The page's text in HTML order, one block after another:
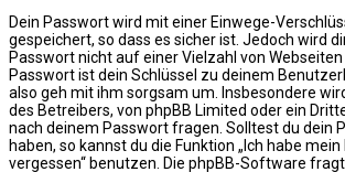
Dein Passwort wird mit einer Einwege-
gespeichert, so dass es sicher ist. Jedoch wird
Passwort nicht auf einer Vielzahl von
Passwort ist dein Schlüssel zu deinem
also geh mit ihm sorgsam um. Insbesondere
des Betreibers, von phpBB Limited oder ein
nach deinem Passwort fragen. Solltest du dein
haben, so kannst du die Funktion „Ich habe
vergessen“ benutzen. Die phpBB-Software